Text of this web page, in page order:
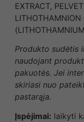
EXTRACT,
LITHOTHAMNION
Produkto sudėtis
naudojant
pakuotės. Jei
skiriasi nuo
pastarąja.
Įspėjimai: laikyti